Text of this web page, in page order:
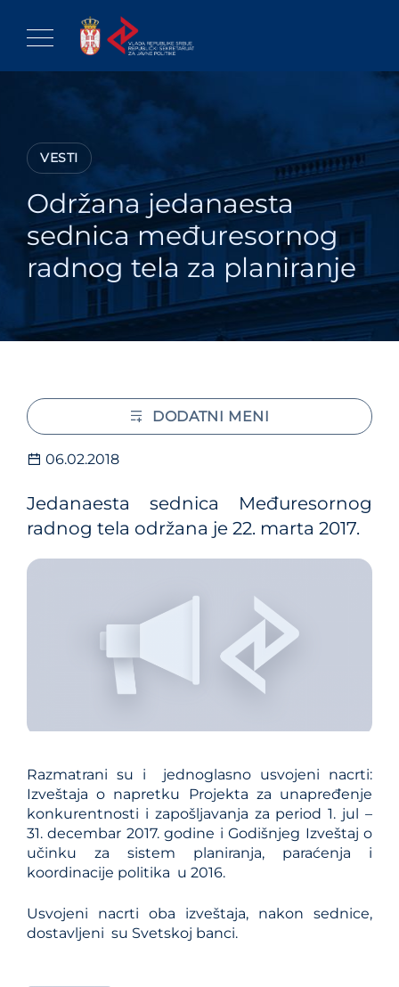
content
VESTI
Održana jedanaesta
sednica međuresornog
radnog tela za planiranje
06.02.2018
Jedanaesta sednica Međuresornog
radnog tela održana je 22. marta 2017.
Razmatrani su i jednoglasno usvojeni nacrti:
Izveštaja o napretku Projekta za unapređenje
konkurentnosti i zapošljavanja za period 1. jul –
31. decembar 2017. godine i Godišnjeg Izveštaj o
učinku za sistem planiranja, paraćenja i
koordinacije politika u 2016.
Usvojeni nacrti oba izveštaja, nakon sednice,
dostavljeni su Svetskoj banci.
DODATNI MENI